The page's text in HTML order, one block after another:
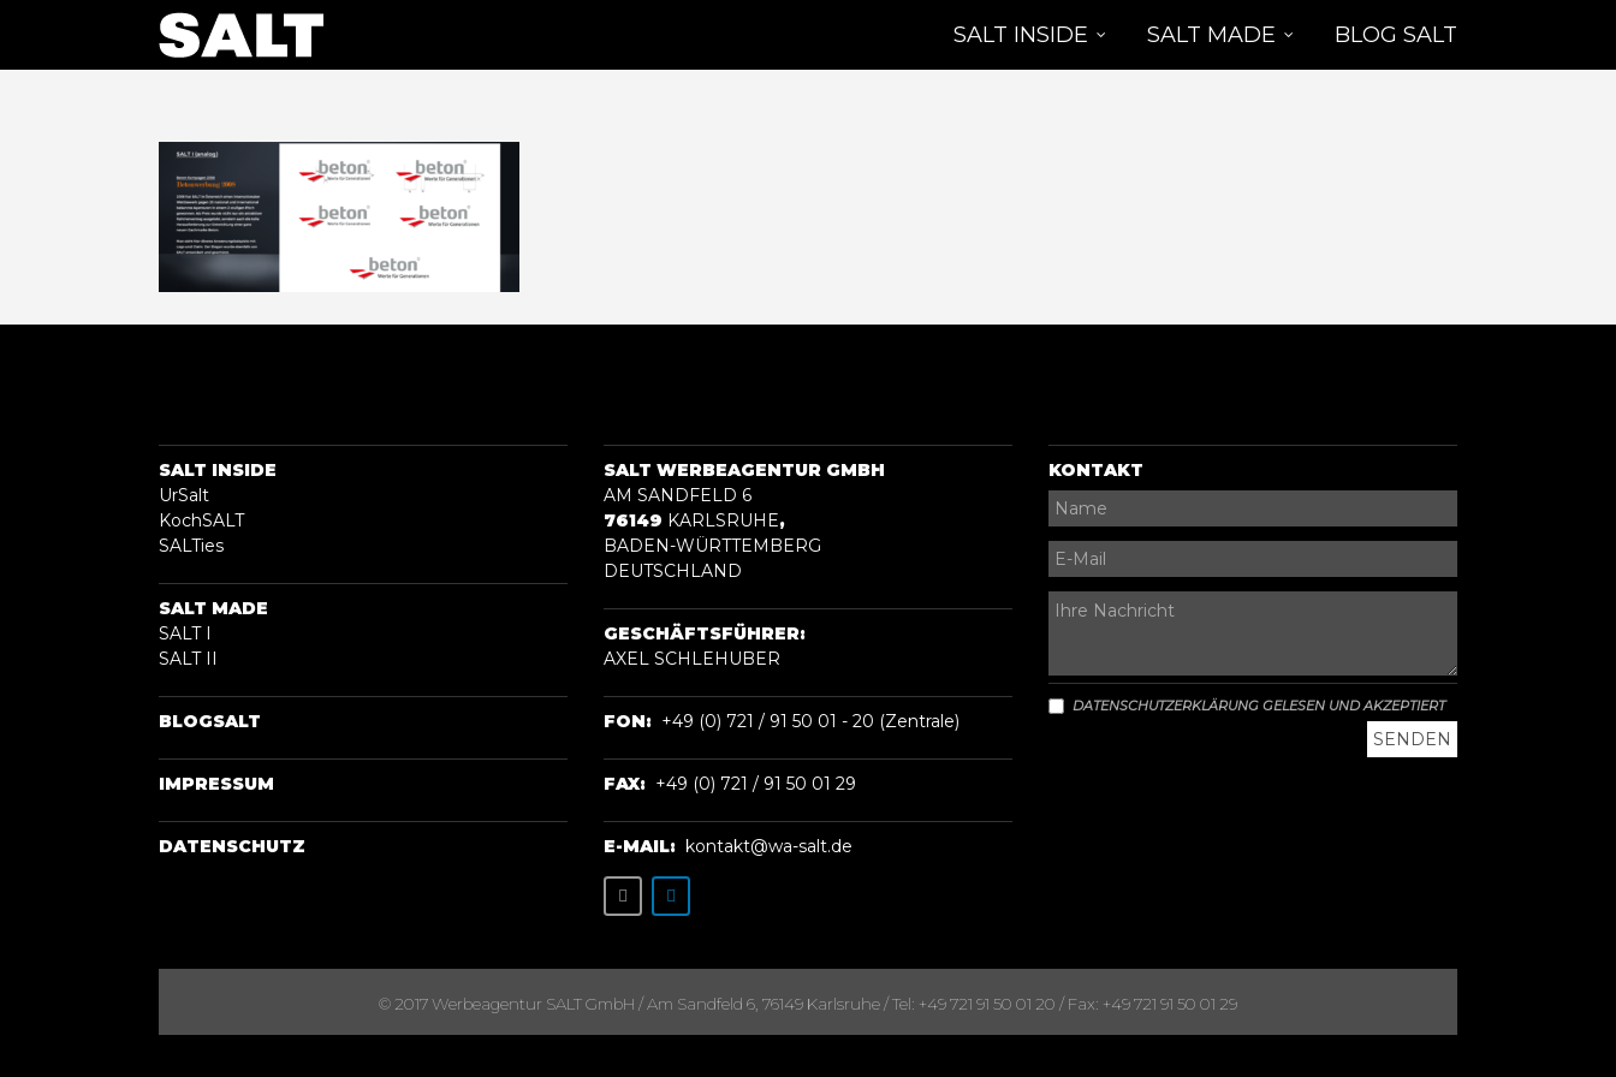
SALT INSIDE SALT MADE BLOG SALT
SALT INSIDE
UrSalt
KochSALT
SALTies
SALT MADE
SALT I
SALT II
BLOGSALT
IMPRESSUM
DATENSCHUTZ
SALT WERBEAGENTUR GMBH
AM SANDFELD 6
76149 KARLSRUHE,
BADEN-WÜRTTEMBERG
DEUTSCHLAND
GESCHÄFTSFÜHRER:
AXEL SCHLEHUBER
FON: +49 (0) 721 / 91 50 01 - 20 (Zentrale)
FAX: +49 (0) 721 / 91 50 01 29
E-MAIL: kontakt@wa-salt.de
KONTAKT
DATENSCHUTZERKLÄRUNG GELESEN UND AKZEPTIERT
© 2017 Werbeagentur SALT GmbH / Am Sandfeld 6, 76149 Karlsruhe / Tel: +49 721 91 50 01 20 / Fax: +49 721 91 50 01 29